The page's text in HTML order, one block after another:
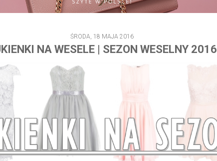
ŚRODA, 18 MAJA 2016
NA WESELE | SEZON WESELNY 2016